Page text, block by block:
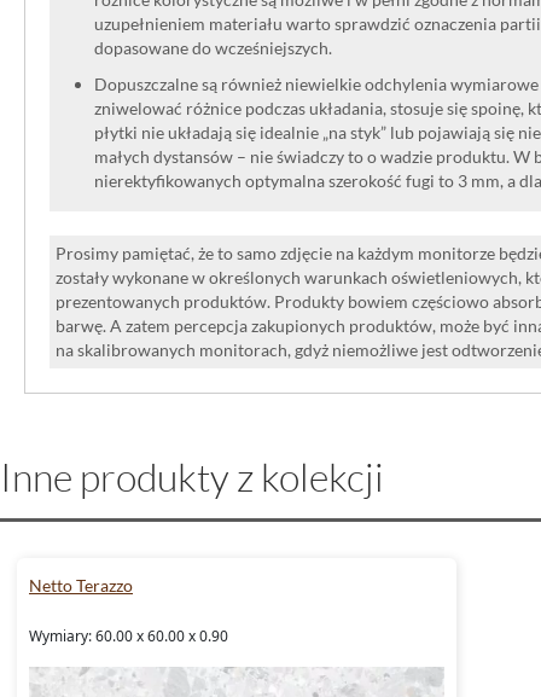
uzupełnieniem materiału warto sprawdzić oznaczenia
dopasowane do wcześniejszych.
Dopuszczalne są również niewielkie odchylenia
zniwelować różnice podczas układania, stosuje się spoinę,
płytki nie układają się idealnie „na styk” lub pojawiają się
małych dystansów – nie świadczy to o wadzie produktu. W
nierektyfikowanych optymalna szerokość fugi to 3 mm, a
Prosimy pamiętać, że to samo zdjęcie na każdym monitorze
zostały wykonane w określonych warunkach oświetleniowych,
prezentowanych produktów. Produkty bowiem częściowo
barwę. A zatem percepcja zakupionych produktów, może być
na skalibrowanych monitorach, gdyż niemożliwe jest
Inne produkty z kolekcji
Netto Terazzo
Wymiary: 60.00 x 60.00 x 0.90